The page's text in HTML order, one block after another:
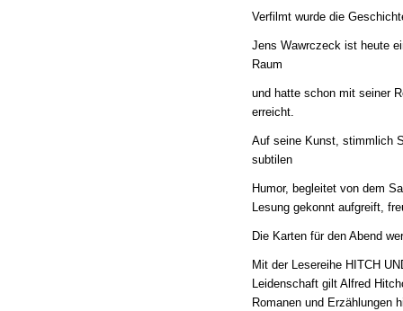
Verfilmt wurde die
Jens Wawrczeck ist heute
Raum
und hatte schon mit seiner
erreicht.
Auf seine Kunst, stimmlich
subtilen
Humor, begleitet von dem
Lesung gekonnt aufgreift,
Die Karten für den Abend
Mit der Lesereihe HITCH
Leidenschaft gilt Alfred
Romanen und Erzählungen